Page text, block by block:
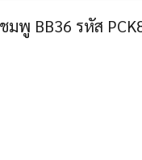
พู BB36 รหัส